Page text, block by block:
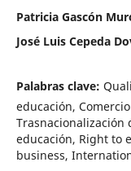
Patricia Gascón
José Luis Cepeda
Palabras clave:
educación,
Trasnacionalización
educación, Right to
business,